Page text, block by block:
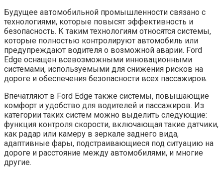
Будущее автомобильной промышленности связано с
технологиями, которые повысят эффективность и
безопасность. К таким технологиям относятся системы,
которые полностью контролируют автомобиль или
предупреждают водителя о возможной аварии. Ford
Edge оснащен всевозможными инновационными
системами, используемыми для снижения рисков на
дороге и обеспечения безопасности всех пассажиров.
Впечатляют в Ford Edge также системы, повышающие
комфорт и удобство для водителей и пассажиров. Из
категории таких систем можно выделить следующие:
функция контроля скорости, включающая такие датчики,
как радар или камеру в зеркале заднего вида,
адаптивные фары, подстраивающиеся под ситуацию на
дороге и расстояние между автомобилями, и многие
другие.